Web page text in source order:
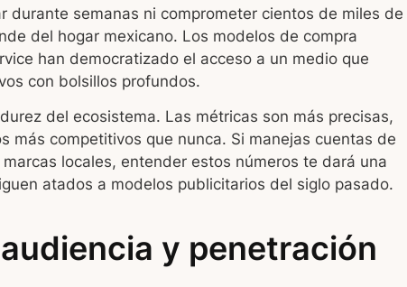
durante semanas ni comprometer cientos de miles de
del hogar mexicano. Los modelos de compra
han democratizado el acceso a un medio que
con bolsillos profundos.
del ecosistema. Las métricas son más precisas,
más competitivos que nunca. Si manejas cuentas de
locales, entender estos números te dará una
atados a modelos publicitarios del siglo pasado.
y penetración